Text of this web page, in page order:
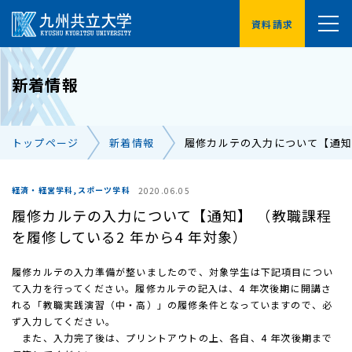
資料請求
受験生の方へ
卒業生の方へ 保護者の方へ
企業・地域の方へ
お問い合わせ一覧
新着情報
トップページ 新着情報 履修カルテの入力について【通
経済・経営学科,スポーツ学科 2020.06.05
履修カルテの入力について【通知】 （教職課程
を履修している2 年から4 年対象）
履修カルテの入力準備が整いましたので、対象学生は下記項目につい
て入力を行ってください。履修カルテの記入は、4 年次後期に開講さ
れる「教職実践演習（中・高）」の履修条件となっていますので、必
ず入力してください。
また、入力完了後は、プリントアウトの上、各自、4 年次後期まで